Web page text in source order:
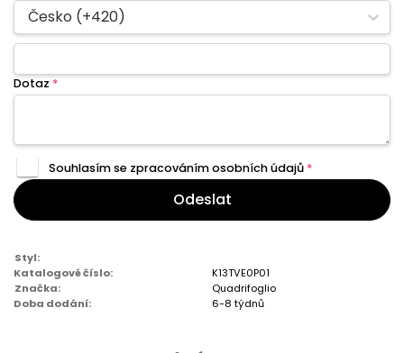
Česko (+420)
Dotaz *
Souhlasím se zpracovánímosobních údajů *
Odeslat
Styl:
Katalogové číslo:
K13TVE0P01
Značka:
Quadrifoglio
Doba dodání:
6-8 týdnů